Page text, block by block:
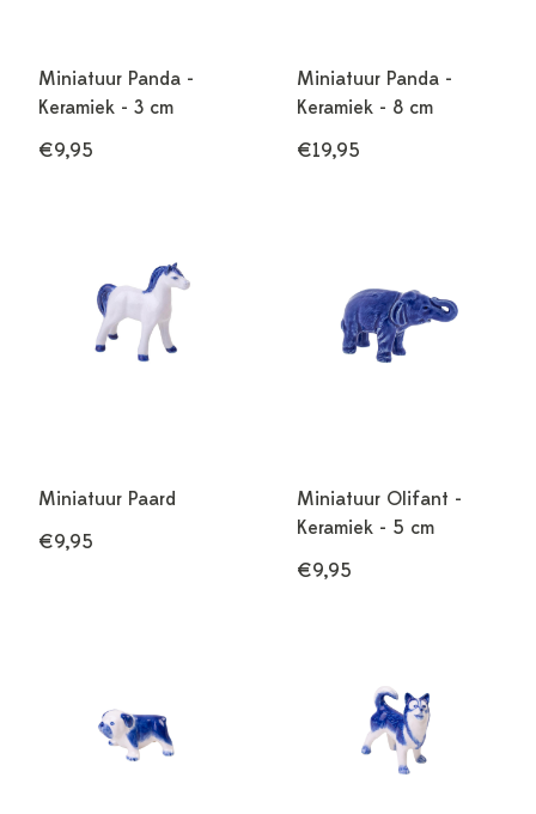
Miniatuur Panda -
Keramiek - 3 cm
€9,95
Miniatuur Panda -
Keramiek - 8 cm
€19,95
Miniatuur Paard
€9,95
Miniatuur Olifant -
Keramiek - 5 cm
€9,95